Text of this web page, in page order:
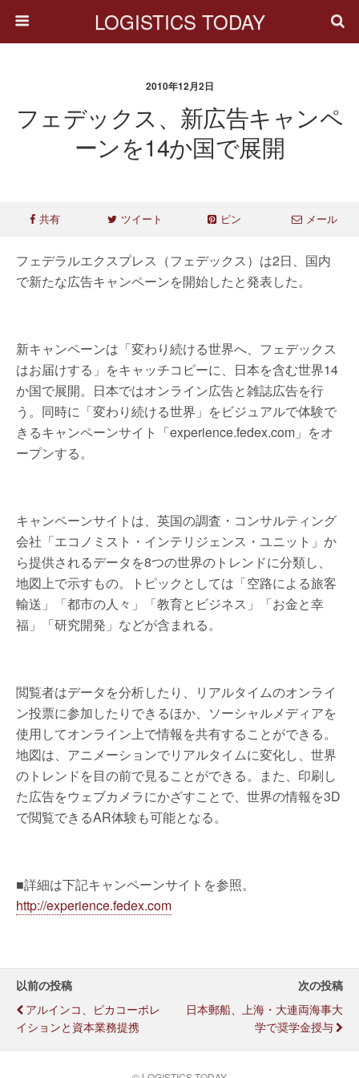
LOGISTICS TODAY
2010年12月2日
フェデックス、新広告キャンペ
ーンを14か国で展開
共有 ツイート ピン メール
フェデラルエクスプレス（フェデックス）は2日、国内
で新たな広告キャンペーンを開始したと発表した。
新キャンペーンは「変わり続ける世界へ、フェデックス
はお届けする」をキャッチコピーに、日本を含む世界14
か国で展開。日本ではオンライン広告と雑誌広告を行
う。同時に「変わり続ける世界」をビジュアルで体験で
きるキャンペーンサイト「experience.fedex.com」をオ
ープンする。
キャンペーンサイトは、英国の調査・コンサルティング
会社「エコノミスト・インテリジェンス・ユニット」か
ら提供されるデータを8つの世界のトレンドに分類し、
地図上で示すもの。トピックとしては「空路による旅客
輸送」「都市の人々」「教育とビジネス」「お金と幸
福」「研究開発」などが含まれる。
閲覧者はデータを分析したり、リアルタイムのオンライ
ン投票に参加したりできるほか、ソーシャルメディアを
使用してオンライン上で情報を共有することができる。
地図は、アニメーションでリアルタイムに変化し、世界
のトレンドを目の前で見ることができる。また、印刷し
た広告をウェブカメラにかざすことで、世界の情報を3D
で閲覧できるAR体験も可能となる。
■詳細は下記キャンペーンサイトを参照。
http://experience.fedex.com
以前の投稿
アルインコ、ピカコーポレ
イションと資本業務提携
次の投稿
日本郵船、上海・大連両海事大
学で奨学金授与